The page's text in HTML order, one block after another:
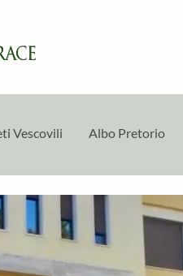
Vescovili Albo Pretorio